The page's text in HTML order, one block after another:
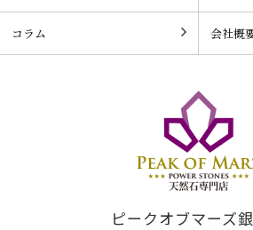
コラム 会社概
ピークオブマーズ